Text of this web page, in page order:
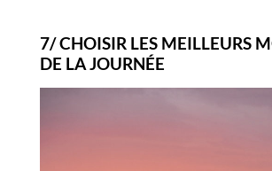
7/ CHOISIR LES MEILLEURS
DE LA JOURNÉE